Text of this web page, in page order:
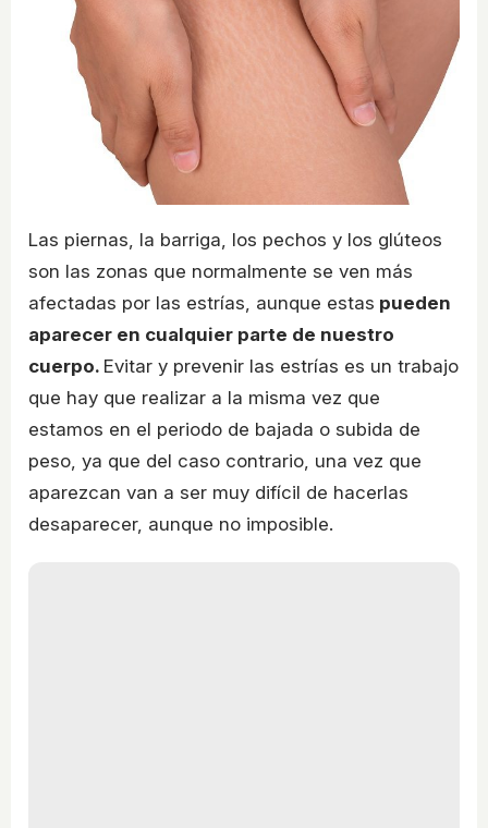
Las piernas, la barriga, los pechos y los glúteos
son las zonas que normalmente se ven más
afectadas por las estrías, aunque estas pueden
aparecer en cualquier parte de nuestro
cuerpo. Evitar y prevenir las estrías es un trabajo
que hay que realizar a la misma vez que
estamos en el periodo de bajada o subida de
peso, ya que del caso contrario, una vez que
aparezcan van a ser muy difícil de hacerlas
desaparecer, aunque no imposible.